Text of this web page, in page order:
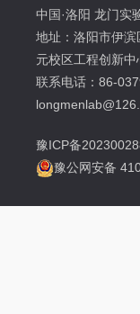
中国·洛阳 龙门实
地址：洛阳市伊
元校区工程创新中
联系电话：86-
豫ICP备
豫公网安备